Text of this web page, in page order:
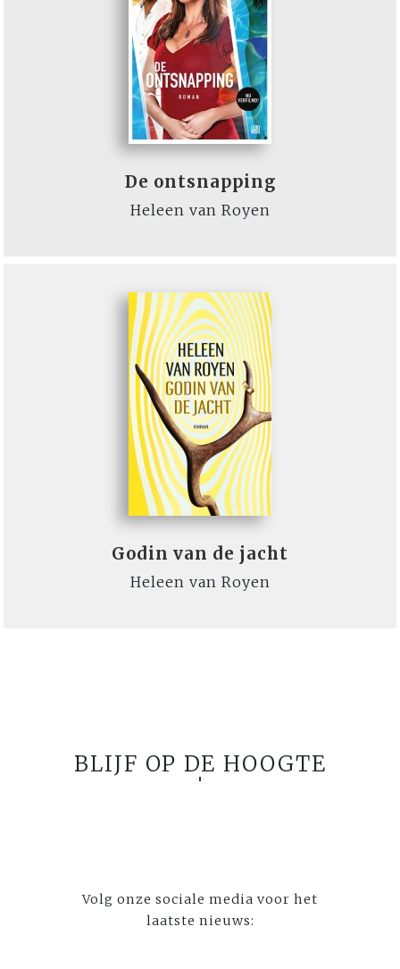
De ontsnapping
Heleen van Royen
Godin van de jacht
Heleen van Royen
BLIJF OP DE HOOGTE
Volg onze sociale media voor het
laatste nieuws: